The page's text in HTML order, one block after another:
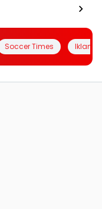
Soccer Times Iklanin